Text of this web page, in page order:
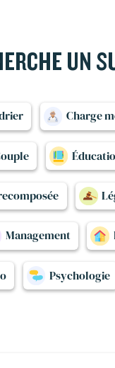
UN
Charge
Management
Psychologie